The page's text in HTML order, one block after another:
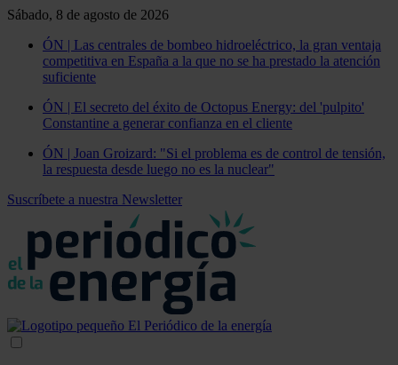
Sábado, 8 de agosto de 2026
ÓN | Las centrales de bombeo hidroeléctrico, la gran ventaja
competitiva en España a la que no se ha prestado la atención
suficiente
ÓN | El secreto del éxito de Octopus Energy: del 'pulpito'
Constantine a generar confianza en el cliente
ÓN | Joan Groizard: "Si el problema es de control de tensión,
la respuesta desde luego no es la nuclear"
Suscríbete a nuestra Newsletter